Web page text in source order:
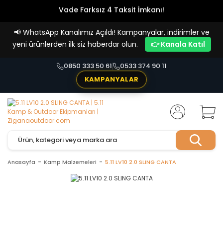
Vade Farksız 4 Taksit İmkanı!
📢 WhatsApp Kanalımız Açıldı! Kampanyalar, indirimler ve
yeni ürünlerden ilk siz haberdar olun.
👉 Kanala Katıl
0850 333 50 61
0533 374 90 11
KAMPANYALAR
Anasayfa Kamp Malzemeleri 5.11 LV10 2.0 SLING CANTA